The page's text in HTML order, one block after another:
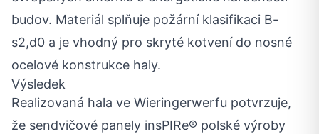
budov. Materiál splňuje požární klasifikaci B-
s2,d0 a je vhodný pro skryté kotvení do nosné
ocelové konstrukce haly.
Výsledek
Realizovaná hala ve Wieringerwerfu potvrzuje,
že sendvičové panely insPIRe® polské výroby